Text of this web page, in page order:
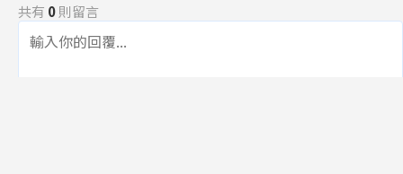
共有 0則留言